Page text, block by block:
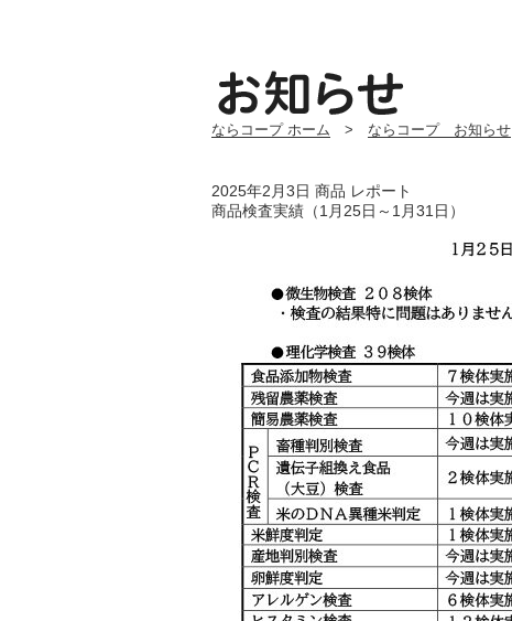
ならコープ ホーム > ならコープ お知らせ
2025年2月3日 商品 レポート
商品検査実績（1月25日～1月31日）